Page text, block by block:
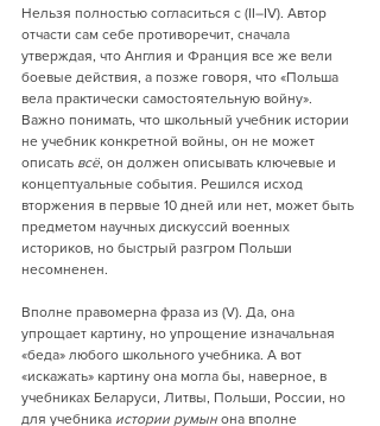
Нельзя полностью согласиться с (II–IV). Автор
отчасти сам себе противоречит, сначала
утверждая, что Англия и Франция все же вели
боевые действия, а позже говоря, что «Польша
вела практически самостоятельную войну».
Важно понимать, что школьный учебник истории
не учебник конкретной войны, он не может
описать всё, он должен описывать ключевые и
концептуальные события. Решился исход
вторжения в первые 10 дней или нет, может быть
предметом научных дискуссий военных
историков, но быстрый разгром Польши
несомненен.
Вполне правомерна фраза из (V). Да, она
упрощает картину, но упрощение изначальная
«беда» любого школьного учебника. А вот
«искажать» картину она могла бы, наверное, в
учебниках Беларуси, Литвы, Польши, России, но
для учебника истории румын она вполне